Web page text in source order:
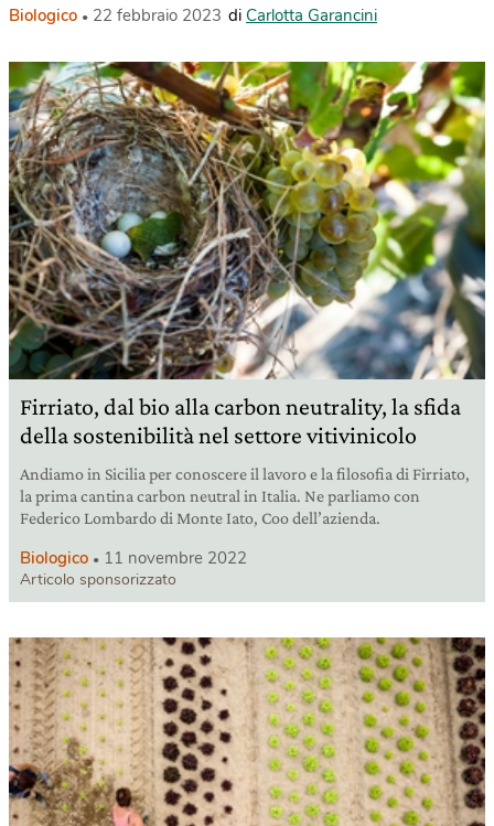
Biologico 22 febbraio 2023 di Carlotta Garancini
Firriato, dal bio alla carbon neutrality, la sfida
della sostenibilità nel settore vitivinicolo
Andiamo in Sicilia per conoscere il lavoro e la filosofia di Firriato,
la prima cantina carbon neutral in Italia. Ne parliamo con
Federico Lombardo di Monte Iato, Coo dell’azienda.
Biologico 11 novembre 2022
Articolo sponsorizzato